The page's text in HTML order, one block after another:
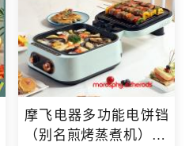
摩飞电器多功能电饼铛
（别名煎烤蒸煮机） 型